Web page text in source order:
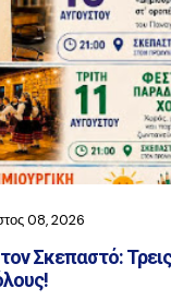
08, 2026
Σκεπαστό: